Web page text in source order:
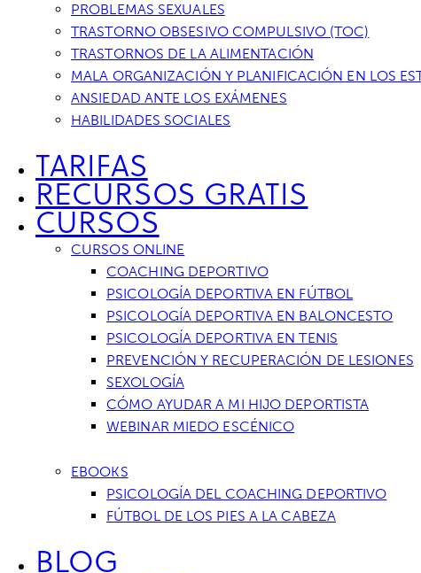
PROBLEMAS SEXUALES
TRASTORNO OBSESIVO COMPULSIVO (TOC)
TRASTORNOS DE LA ALIMENTACIÓN
MALA ORGANIZACIÓN Y PLANIFICACIÓN EN LOS
ANSIEDAD ANTE LOS EXÁMENES
HABILIDADES SOCIALES
TARIFAS
RECURSOS GRATIS
CURSOS
CURSOS ONLINE
COACHING DEPORTIVO
PSICOLOGÍA DEPORTIVA EN FÚTBOL
PSICOLOGÍA DEPORTIVA EN BALONCESTO
PSICOLOGÍA DEPORTIVA EN TENIS
PREVENCIÓN Y RECUPERACIÓN DE LESIONES
SEXOLOGÍA
CÓMO AYUDAR A MI HIJO DEPORTISTA
WEBINAR MIEDO ESCÉNICO
EBOOKS
PSICOLOGÍA DEL COACHING DEPORTIVO
FÚTBOL DE LOS PIES A LA CABEZA
BLOG